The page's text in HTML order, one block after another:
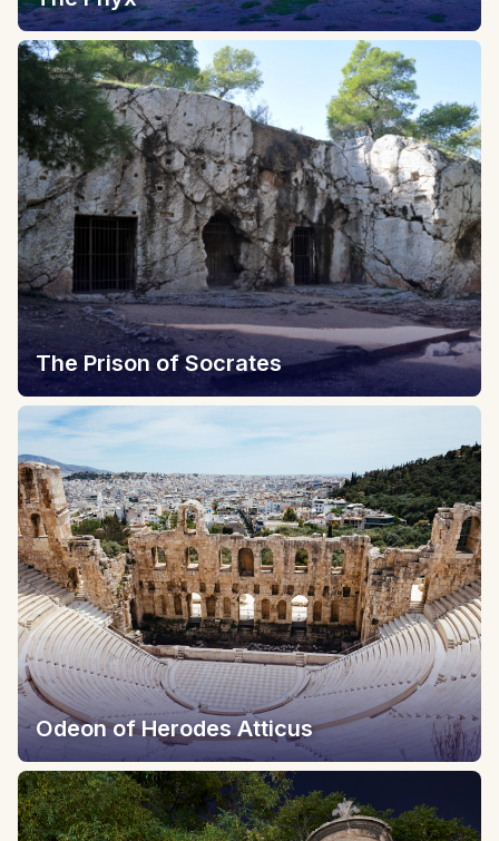
The Prison of Socrates
Odeon of Herodes Atticus